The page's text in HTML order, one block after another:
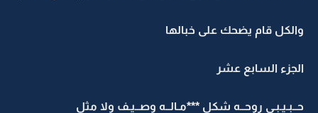
والكل قام يضحك على خبالها
الجزء السابع عشر
حــبـيـبـي روحــه شكل ***مـالــه وصــيـف ولا مثل